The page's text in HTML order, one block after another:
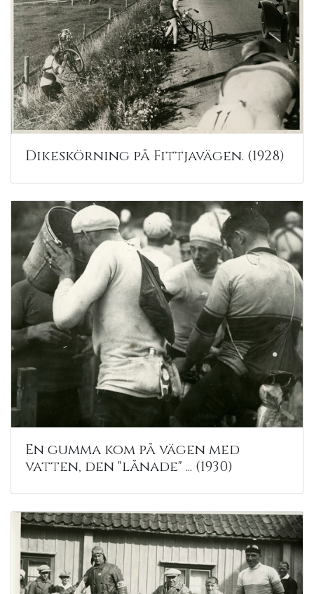
Dikeskörning på Fittjavägen. (1928)
En gumma kom på vägen med
vatten, den "lånade" ... (1930)